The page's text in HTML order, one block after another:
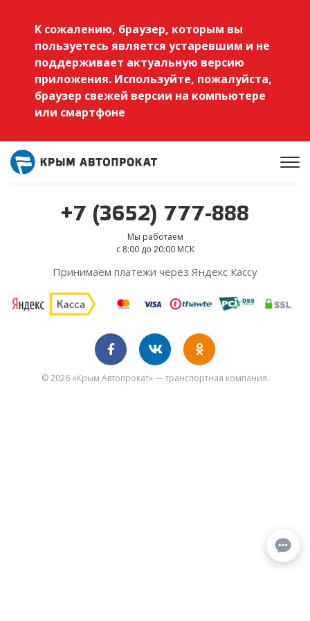
К сожалению, браузер, которым вы
пользуетесь является устаревшим и не
поддерживает актуальную версию
приложения. Используйте, пожалуйста,
браузер свежей версии на компьютере
или смартфоне
+7 (3652) 777-888
Мы работаем
с 8:00 до 20:00 МСК
Принимаем платежи через Яндекс Кассу
© 2026 «Крым Автопрокат» — транспортная компания.